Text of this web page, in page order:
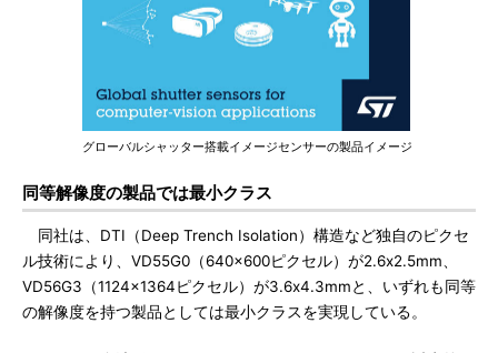
グローバルシャッター搭載イメージセンサーの製品イメージ
同等解像度の製品では最小クラス
同社は、DTI（Deep Trench Isolation）構造など独自のピクセ
ル技術により、VD55G0（640x600ピクセル）が2.6x2.5mm、
VD56G3（1124x1364ピクセル）が3.6x4.3mmと、いずれも同等
の解像度を持つ製品としては最小クラスを実現している。